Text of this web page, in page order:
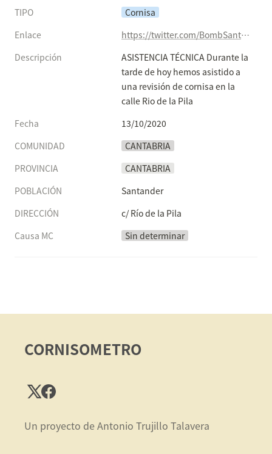
TIPO
Cornisa
Enlace
https://twitter.com/BombSantander/status/1316121959135092736
Descripción
ASISTENCIA TÉCNICA Durante la
tarde de hoy hemos asistido a
una revisión de cornisa en la
calle Rio de la Pila
Fecha
13/10/2020
COMUNIDAD
CANTABRIA
PROVINCIA
CANTABRIA
POBLACIÓN
Santander
DIRECCIÓN
c/ Río de la Pila
Causa MC
Sin determinar
CORNISOMETRO
Un proyecto de Antonio Trujillo Talavera